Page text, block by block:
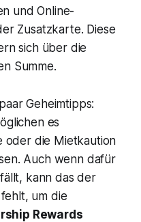
und Online-
Zusatzkarte. Diese
sich über die
Summe.
Geheimtipps:
es
oder die Mietkaution
Auch wenn dafür
kann das der
um die
Rewards